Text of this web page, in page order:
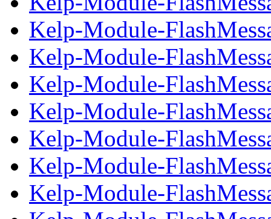
Kelp-Module-
Kelp-Module-
Kelp-Module-
Kelp-Module-
Kelp-Module-
Kelp-Module-
Kelp-Module-